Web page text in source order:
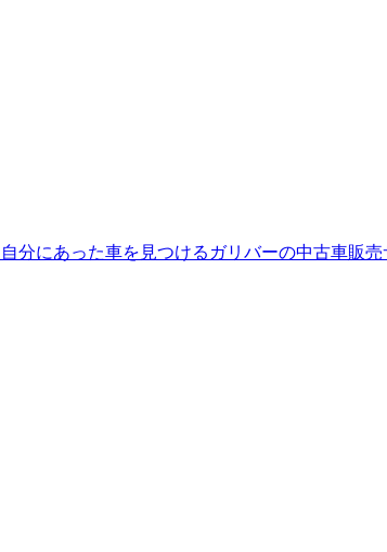
自分にあった車を見つける ガリバーの中古車販売